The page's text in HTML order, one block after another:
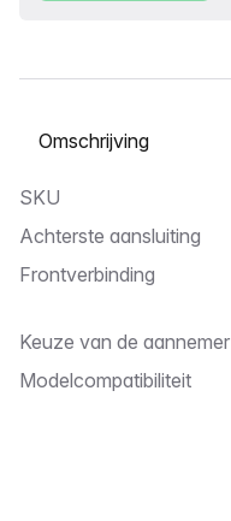
Selecteer een tabblad
SKU
Achterste aansluiting
Frontverbinding
Keuze van de aannemer
Modelcompatibiliteit